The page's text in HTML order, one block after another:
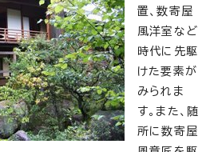
置、数寄屋
風洋室など
時代に先駆
けた要素が
みられま
す。また、随
所に数寄屋